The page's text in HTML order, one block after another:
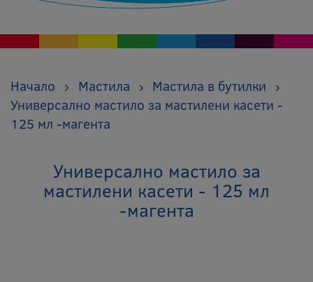
Начало › Мастила › Мастила в бутилки ›
Универсално мастило за мастилени касети -
125 мл -магента
Универсално мастило за
мастилени касети - 125 мл
-магента